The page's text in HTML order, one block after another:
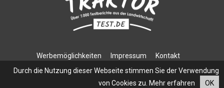
Werbemöglichkeiten Impressum
Kontakt
Durch die Nutzung dieser Webseite stimmen Sie der Verwendung
von Cookies zu. Mehr erfahren OK